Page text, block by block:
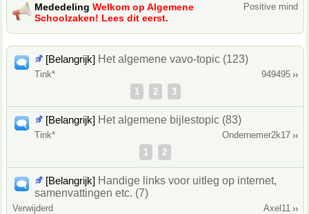
Positive mind
Mededeling Welkom op Algemene
Schoolzaken! Lees dit eerst.
[Belangrijk] Het algemene vavo-topic (123)
Tink*
949495
1
2 3
[Belangrijk] Het algemene bijlestopic (83)
Tink*
Ondernemer2k17
1
2
[Belangrijk] Handige links voor uitleg op internet,
samenvattingen etc. (7)
Verwijderd Axel11